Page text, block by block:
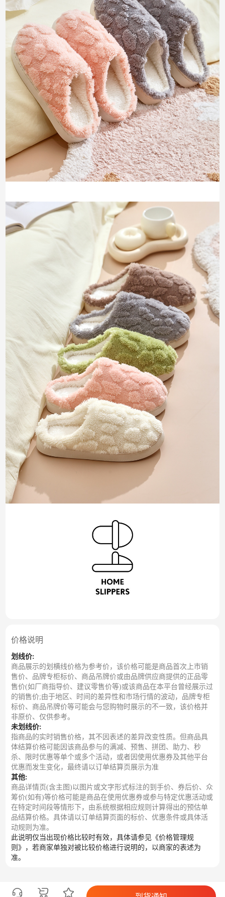
价格说明
划线价:
商品展示的划横线价格为参考价，该价格可能是商品首次上市销
售价、品牌专柜标价、商品吊牌价或由品牌供应商提供的正品零
售价(如厂商指导价、建议零售价等)或该商品在本平台曾经展示过
的销售价;由于地区、时间的差异性和市场行情的波动，品牌专柜
标价、商品吊牌价等可能会与您购物时展示的不一致，该价格并
非原价、仅供参考。
未划线价:
指商品的实时销售价格，其不因表述的差异改变性质。但商品具
体结算价格可能因该商品参与的满减、预售、拼团、助力、秒
杀、限时优惠等单个或多个活动，或者因使用优惠券及其他平台
优惠而发生变化，最终请以订单结算页展示为准
其他:
商品详情页(含主图)以图片或文字形式标注的到手价、券后价、众
筹价(如有)等价格可能是商品在使用优惠券或参与特定优惠活动或
在特定时间段等情形下，由系统根据相应规则计算得出的预估单
品结算价格。具体请以订单结算页面的标价、优惠条件或具体活
动规则为准。
此说明仅当出现价格比较时有效，具体请参见《价格管理规
则》，若商家单独对被比较价格进行说明的，以商家的表述为
准。